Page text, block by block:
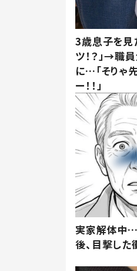
3歳息子を見
ツ！？」→職
に…「そりゃ
ー！！」
実家解体中…
後、目撃した